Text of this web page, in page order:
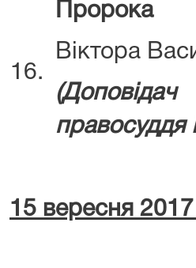
16.
Пророка
Віктора
(Д
правосуддя
15 вересня